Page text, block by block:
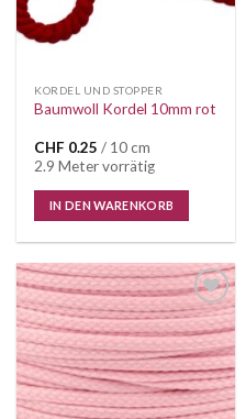
KORDEL UND STOPPER
Baumwoll Kordel 10mm rot
CHF 0.25 / 10 cm
2.9 Meter vorrätig
IN DEN WARENKORB
Auf die
Wunschliste